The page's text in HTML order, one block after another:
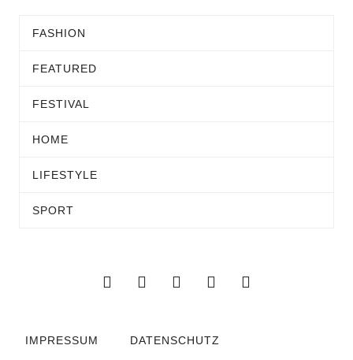
FASHION
FEATURED
FESTIVAL
HOME
LIFESTYLE
SPORT
IMPRESSUM DATENSCHUTZ